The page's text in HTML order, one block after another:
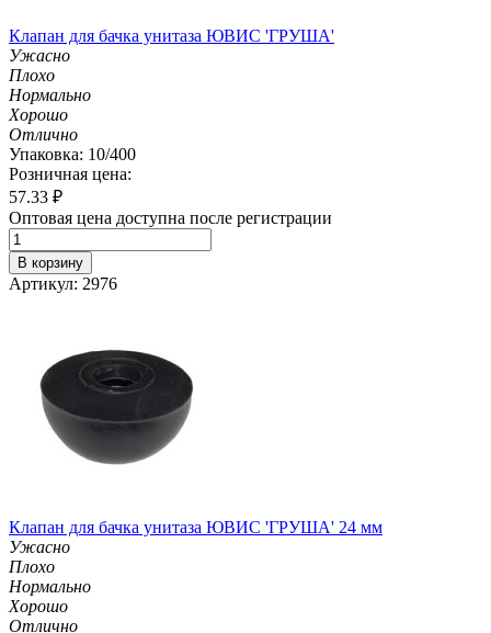
Клапан для бачка унитаза ЮВИС 'ГРУША'
Ужасно
Плохо
Нормально
Хорошо
Отлично
Упаковка: 10/400
Розничная цена:
57.33 ₽
Оптовая цена доступна после регистрации
В корзину
Артикул: 2976
Клапан для бачка унитаза ЮВИС 'ГРУША' 24 мм
Ужасно
Плохо
Нормально
Хорошо
Отлично